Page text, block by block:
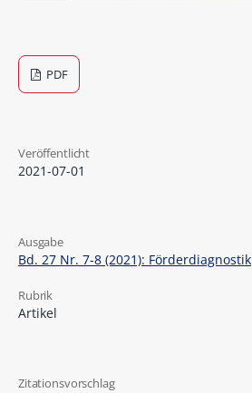
PDF
Veröffentlicht
2021-07-01
Ausgabe
Bd. 27 Nr. 7-8 (2021): Förderdiagnostik
Rubrik
Artikel
Zitationsvorschlag